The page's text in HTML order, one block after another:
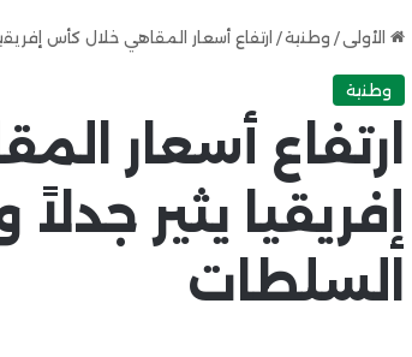
الأولى / وطنية/ ارتفاع أسعار المقاهي خلال كأس
وطنية
ارتفاع أسعار
إفريقيا يثير
السلطات